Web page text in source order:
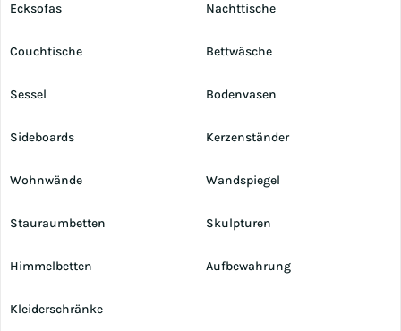
Ecksofas
Couchtische
Sessel
Sideboards
Wohnwände
Stauraumbetten
Himmelbetten
Kleiderschränke
Nachttische
Bettwäsche
Bodenvasen
Kerzenständer
Wandspiegel
Skulpturen
Aufbewahrung